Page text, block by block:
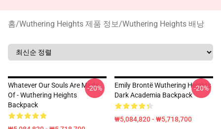
홈/Wuthering Heights 제품 정보/Wuthering Heights 배낭
Whatever Our Souls Are Made
Of - Wuthering Heights
Backpack
-20%
Emily Brontë Wuthering Heights
Dark Academia Backpack
₩5,084,820 - ₩5,718,700
-20%